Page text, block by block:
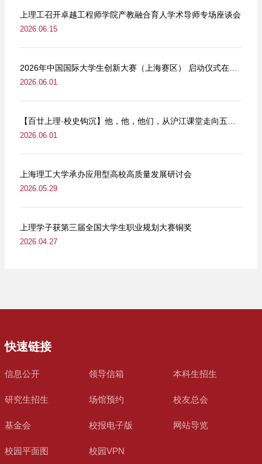
上理工召开卓越工程师学院产教融合育人学术导师专场座谈会
2026.06.15
2026.06.01
2026.06.01
上海理工大学承办应用型高校高质量发展研讨会
2026.05.29
上理学子获第三届全国大学生职业规划大赛铜奖
2026.04.27
快速链接
信息公开 领导信箱 本科生招生
研究生招生 场馆预约 校友总会
基金会 校报电子版 网站导览
校园平面图 校园VPN